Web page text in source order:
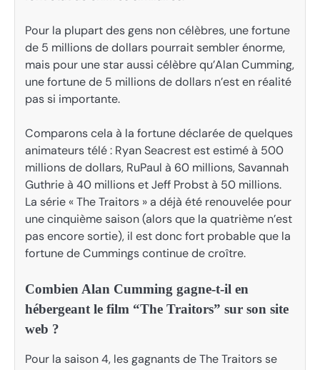
Pour la plupart des gens non célèbres, une fortune
de 5 millions de dollars pourrait sembler énorme,
mais pour une star aussi célèbre qu’Alan Cumming,
une fortune de 5 millions de dollars n’est en réalité
pas si importante.
Comparons cela à la fortune déclarée de quelques
animateurs télé : Ryan Seacrest est estimé à 500
millions de dollars, RuPaul à 60 millions, Savannah
Guthrie à 40 millions et Jeff Probst à 50 millions.
La série « The Traitors » a déjà été renouvelée pour
une cinquième saison (alors que la quatrième n’est
pas encore sortie), il est donc fort probable que la
fortune de Cummings continue de croître.
Combien Alan Cumming gagne-t-il en
hébergeant le film “The Traitors” sur son site
web ?
Pour la saison 4, les gagnants de The Traitors se